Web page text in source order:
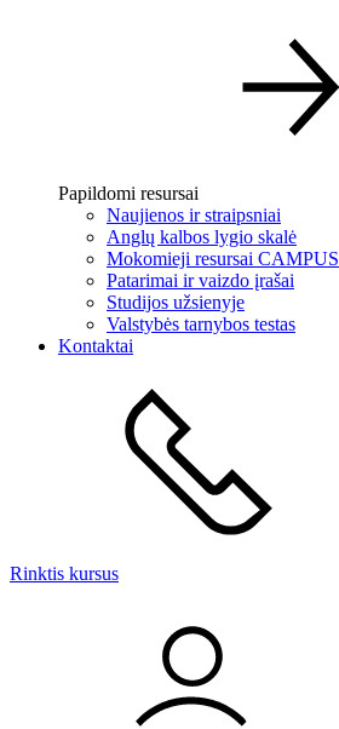
Papildomi resursai
Naujienos ir straipsniai
Anglų kalbos lygio skalė
Mokomieji resursai CAMPUS
Patarimai ir vaizdo įrašai
Studijos užsienyje
Valstybės tarnybos testas
Kontaktai
Rinktis kursus